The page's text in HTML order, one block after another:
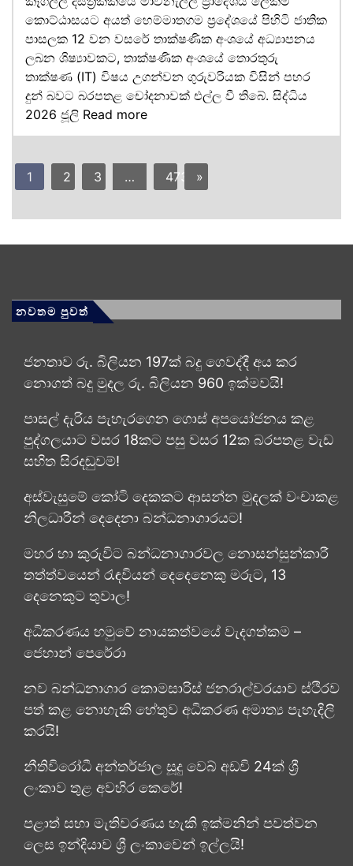
කොට්ඨාසයට අයත් හෙම්මාතගම ප්‍රදේශයේ පිහිටි ජාතික
පාසලක 12 වන වසරේ තාක්ෂණික අංශයේ අධ්‍යාපනය
ලබන ශිෂ්‍යාවකට, තාක්ෂණික අංශයේ තොරතුරු
තාක්ෂණ (IT) විෂය උගන්වන ගුරුවරියක විසින් පහර
දුන් බවට බරපතළ චෝදනාවක් එල්ල වී තිබේ. සිද්ධිය
2026 ජූලි Read more
1 2 3 … 473 »
නවතම පුවත්
ජනතාව රු. බිලියන 197ක් බදු ගෙවද්දී අය කර
නොගත් බදු මුදල රු. බිලියන 960 ඉක්මවයි!
පාසල් දැරිය පැහැරගෙන ගොස් අපයෝජනය කළ
පුද්ගලයාට වසර 18කට පසු වසර 12ක බරපතළ වැඩ
සහිත සිරදඬුවම්!
අස්වැසුමේ කෝටි දෙකකට ආසන්න මුදලක් වංචාකළ
නිලධාරීන් දෙදෙනා බන්ධනාගාරයට!
මහර හා කුරුවිට බන්ධනාගාරවල නොසන්සුන්කාරී
තත්ත්වයෙන් රැඳවියන් දෙදෙනෙකු මරුට, 13
දෙනෙකුට තුවාල!
අධිකරණය හමුවේ නායකත්වයේ වැදගත්කම –
ජෙහාන් පෙරේරා
නව බන්ධනාගාර කොමසාරිස් ජනරාල්වරයාව ස්ථිරව
පත් කළ නොහැකි හේතුව අධිකරණ අමාත්‍ය පැහැදිලි
කරයි!
නීතිවිරෝධී අන්තර්ජාල සූදු වෙබ් අඩවි 24ක් ශ්‍රී
ලංකාව තුළ අවහිර කෙරේ!
පළාත් සභා මැතිවරණය හැකි ඉක්මනින් පවත්වන
ලෙස ඉන්දියාව ශ්‍රී ලංකාවෙන් ඉල්ලයි!